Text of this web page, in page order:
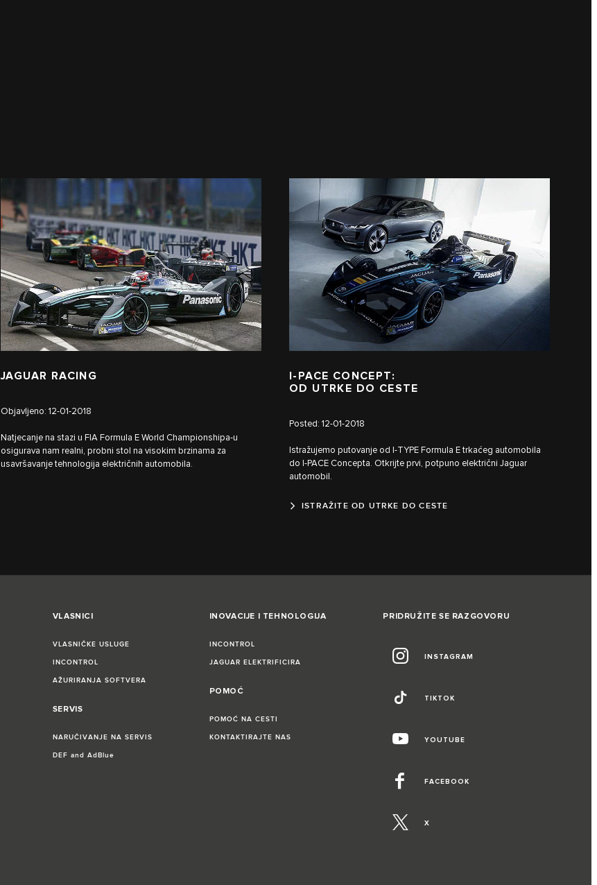
JAGUAR RACING
Objavljeno: 12-01-2018
Natjecanje na stazi u FIA Formula E World Championshipa-u
osigurava nam realni, probni stol na visokim brzinama za
usavršavanje tehnologija električnih automobila.
I‑PACE CONCEPT:
OD UTRKE DO CESTE
Posted: 12-01-2018
Istražujemo putovanje od I‑TYPE Formula E trkaćeg automobila
do I‑PACE Concepta. Otkrijte prvi, potpuno električni Jaguar
automobil.
ISTRAŽITE OD UTRKE DO CESTE
VLASNICI
VLASNIČKE USLUGE
INCONTROL
AŽURIRANJA SOFTVERA
SERVIS
NARUČIVANJE NA SERVIS
DEF and AdBlue
INOVACIJE I TEHNOLOGIJA
INCONTROL
JAGUAR ELEKTRIFICIRA
POMOĆ
POMOĆ NA CESTI
KONTAKTIRAJTE NAS
PRIDRUŽITE SE RAZGOVORU
INSTAGRAM
TIKTOK
YOUTUBE
FACEBOOK
X